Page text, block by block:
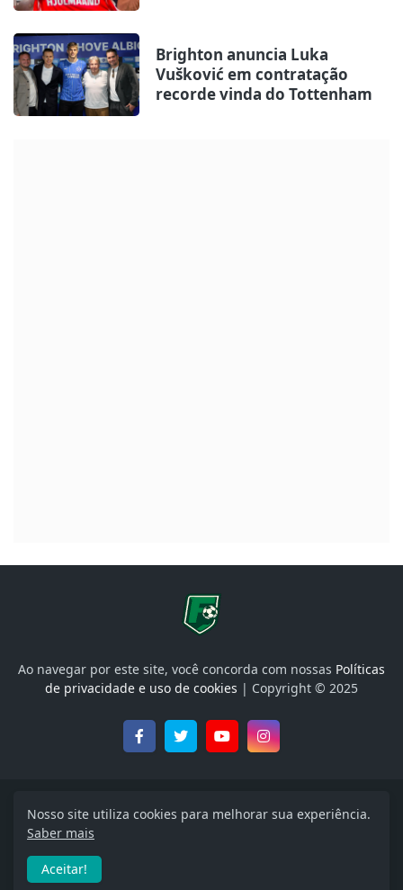
Brighton anuncia Luka
Vušković em contratação
recorde vinda do Tottenham
Ao navegar por este site, você concorda com nossas Políticas
de privacidade e uso de cookies | Copyright © 2025
Onde Assistir, Libertadores, Brasileirão e muito mais
Quem Somos
Nosso site utiliza cookies para melhorar sua experiência.
Saber mais
Aceitar!